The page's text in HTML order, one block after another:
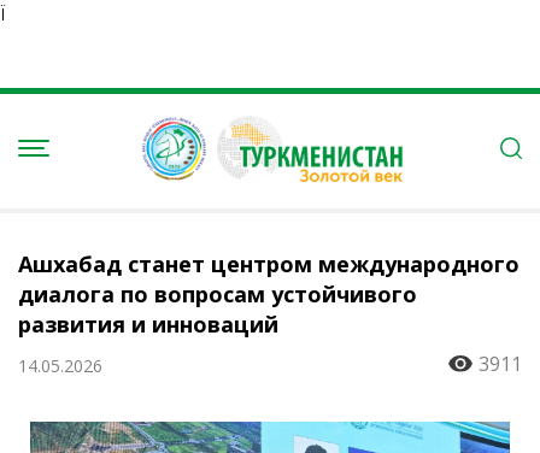
Ï
Ашхабад станет центром международного
диалога по вопросам устойчивого
развития и инноваций
14.05.2026 3911